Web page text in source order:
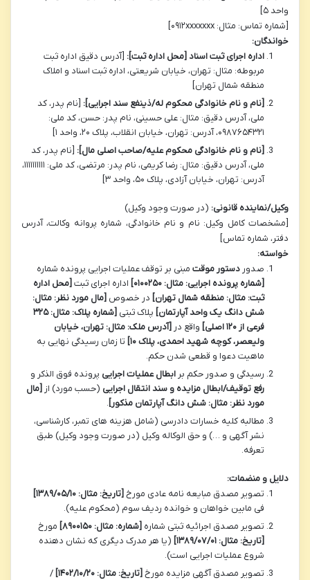
واحد ۵]
[شماره تماس: مثال: ۰۹۱۲xxxxxxx]
خواندگان:
اداره اجرای ثبت اسناد [محل اداره ثبت]: [آدرس دقیق اداره ثبت
مربوطه: مثال: تهران، خیابان شریعتی، اداره ثبت اسناد و املاک
منطقه شمال تهران]
[نام و نام خانوادگی محکوم له/ذینفع سند اجرایی]: [نام پدر، کد
ملی، آدرس دقیق: مثال: علی حسینی، نام پدر: حسن، کد ملی:
۰۹۸۷۶۵۴۳۲۱، آدرس: تهران، خیابان انقلاب، پلاک ۲۰، واحد ۱]
[نام و نام خانوادگی محکوم علیه/صاحب اصلی مال]: [نام پدر، کد
ملی، آدرس دقیق: مثال: رضا کریمی، نام پدر: مرتضی، کد ملی: ۱۱۱۱۱۱۱۱۱۱،
آدرس: تهران، خیابان آزادی، پلاک ۵۰، واحد ۳]
وکیل/نماینده قانونی: (در صورت وجود وکیل)
[مشخصات کامل وکیل: نام و نام خانوادگی، شماره پروانه وکالت، آدرس
دفتر، شماره تماس]
خواسته:
صدور دستور موقت مبنی بر توقف عملیات اجرایی پرونده شماره
[شماره پرونده اجرایی: مثال: ۰۱۰۰۲۵۰]
اداره اجرای ثبت [محل اداره
ثبت: مثال: منطقه شمال تهران] در خصوص [مال مورد نظر: مثال:
شش دانگ یک واحد آپارتمان] پلاک ثبتی
[شماره پلاک: مثال: ۳۲۵
فرعی از ۱۲۰ اصلی]
واقع در [آدرس ملک: مثال: تهران، خیابان
ولیعصر، کوچه شهید احمدی، پلاک ۱۰]
تا زمان رسیدگی نهایی به
ماهیت دعوا و قطعی شدن حکم.
رسیدگی و صدور حکم بر ابطال عملیات اجرایی پرونده فوق الذکر و
رفع توقیف/ابطال مزایده و سند انتقال اجرایی (حسب مورد) از [مال
مورد نظر: مثال: شش دانگ آپارتمان مذکور].
مطالبه کلیه خسارات دادرسی (شامل هزینه های تمبر، کارشناسی،
نشر آگهی و …) و حق الوکاله وکیل (در صورت وجود وکیل) طبق
تعرفه.
دلایل و منضمات:
تصویر مصدق مبایعه نامه عادی مورخ [تاریخ: مثال: ۱۳۸۹/۰۵/۱۰]
فی مابین خواهان و خوانده ردیف سوم (محکوم علیه).
تصویر مصدق اجرائیه ثبتی شماره [شماره: مثال: ۸۹۰۰۱۵۰]
مورخ
[تاریخ: مثال: ۱۳۸۹/۰۷/۰۱]
(یا هر مدرک دیگری که نشان دهنده
شروع عملیات اجرایی است).
تصویر مصدق آگهی مزایده مورخ [تاریخ: مثال: ۱۴۰۲/۱۰/۲۰]
/